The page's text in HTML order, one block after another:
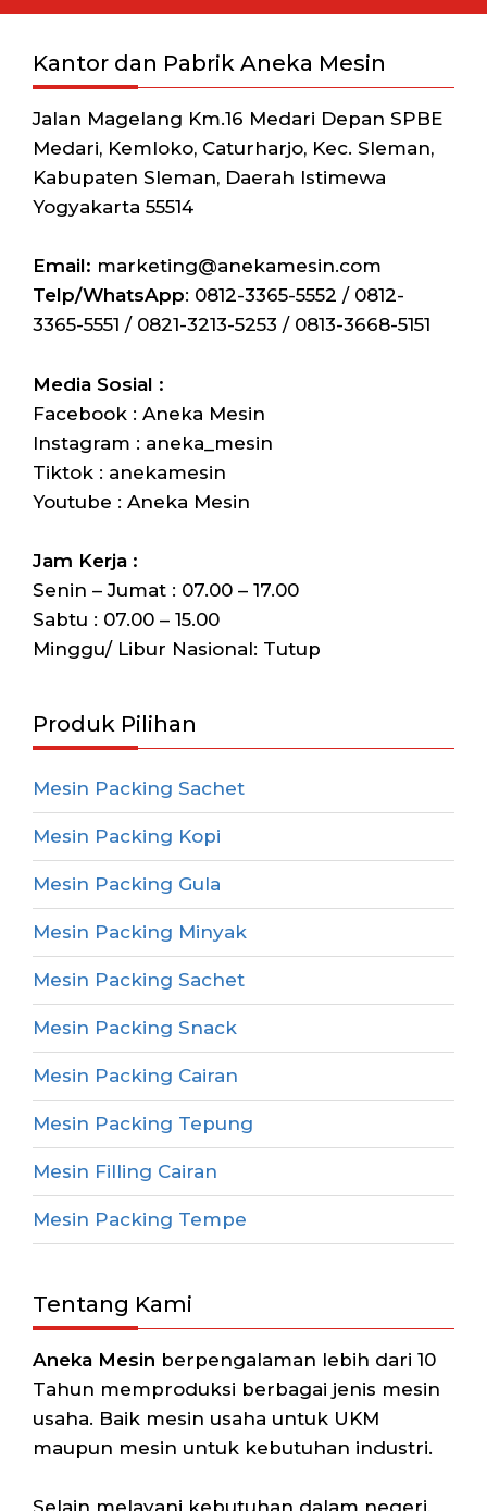
Kantor dan Pabrik Aneka Mesin
Jalan Magelang Km.16 Medari Depan SPBE
Medari, Kemloko, Caturharjo, Kec. Sleman,
Kabupaten Sleman, Daerah Istimewa
Yogyakarta 55514
Email: marketing@anekamesin.com
Telp/WhatsApp: 0812-3365-5552 / 0812-
3365-5551 / 0821-3213-5253 / 0813-3668-5151
Media Sosial :
Facebook : Aneka Mesin
Instagram : aneka_mesin
Tiktok : anekamesin
Youtube : Aneka Mesin
Jam Kerja :
Senin – Jumat : 07.00 – 17.00
Sabtu : 07.00 – 15.00
Minggu/ Libur Nasional: Tutup
Produk Pilihan
Mesin Packing Sachet
Mesin Packing Kopi
Mesin Packing Gula
Mesin Packing Minyak
Mesin Packing Sachet
Mesin Packing Snack
Mesin Packing Cairan
Mesin Packing Tepung
Mesin Filling Cairan
Mesin Packing Tempe
Tentang Kami
Aneka Mesin berpengalaman lebih dari 10
Tahun memproduksi berbagai jenis mesin
usaha. Baik mesin usaha untuk UKM
maupun mesin untuk kebutuhan industri.
Selain melayani kebutuhan dalam negeri,